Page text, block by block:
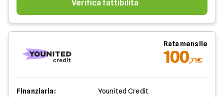
Verifica fattibilità
Rata mensile
100,71€
Finanziaria:
Younited Credit